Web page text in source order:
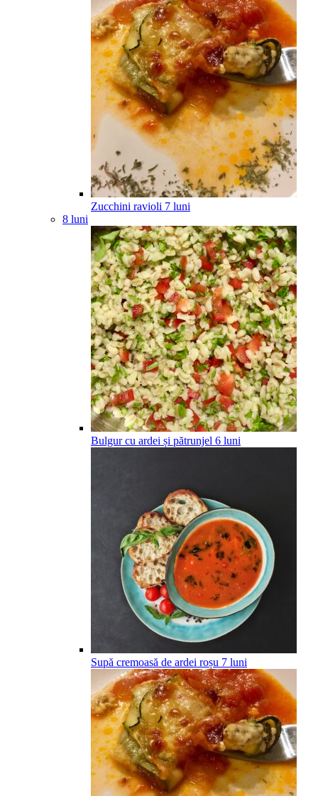
Zucchini ravioli 7 luni
8 luni
Bulgur cu ardei și pătrunjel 6 luni
Supă cremoasă de ardei roșu 7 luni